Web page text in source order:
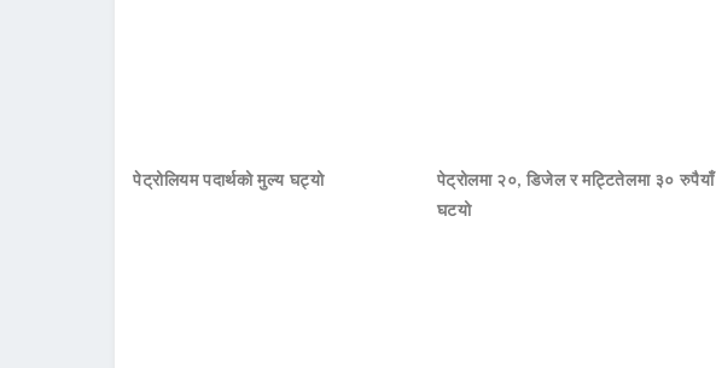
पेट्रोलियम पदार्थको मुल्य घट्यो
पेट्रोलमा २०, डिजेल र मट्टितेलमा ३० रुपैयाँ
घटयो